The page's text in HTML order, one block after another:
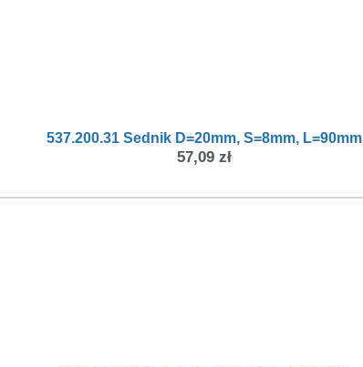
537.200.31 Sednik D=20mm, S=8mm, L=90mm
57,09 zł